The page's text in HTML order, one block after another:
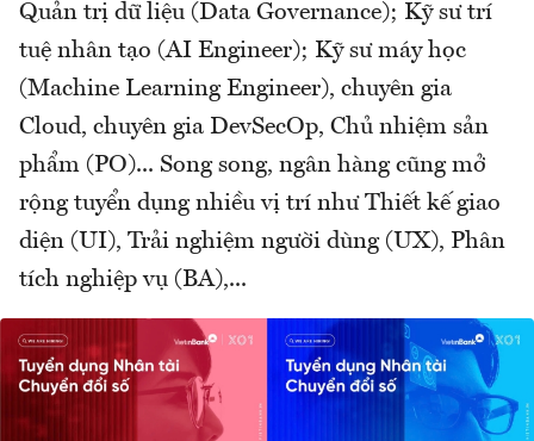
Quản trị dữ liệu (Data Governance); Kỹ sư trí
tuệ nhân tạo (AI Engineer); Kỹ sư máy học
(Machine Learning Engineer), chuyên gia
Cloud, chuyên gia DevSecOp, Chủ nhiệm sản
phẩm (PO)... Song song, ngân hàng cũng mở
rộng tuyển dụng nhiều vị trí như Thiết kế giao
diện (UI), Trải nghiệm người dùng (UX), Phân
tích nghiệp vụ (BA),...